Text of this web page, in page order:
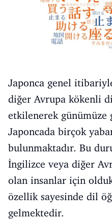
Japonca genel
diğer Avrupa kökenli
etkilenerek günümüze
Japoncada birçok
bulunmaktadır. Bu
İngilizce veya diğer
olan insanlar için
özellik sayesinde dil
gelmektedir.